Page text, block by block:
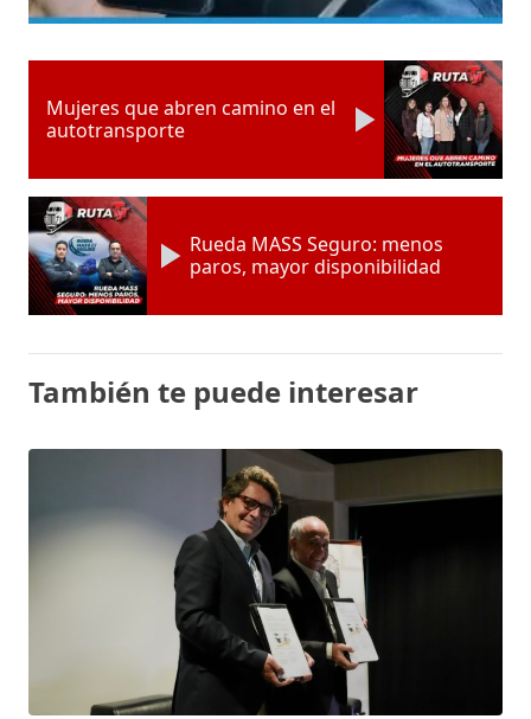
Mujeres que abren camino en el
autotransporte
Rueda MASS Seguro: menos
paros, mayor disponibilidad
También te puede interesar